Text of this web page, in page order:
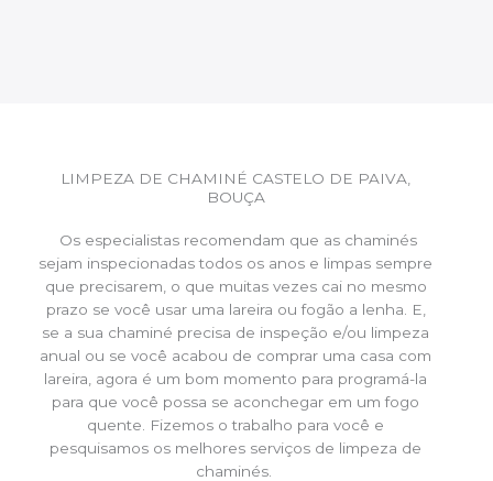
LIMPEZA DE CHAMINÉ CASTELO DE PAIVA,
BOUÇA
Os especialistas recomendam que as chaminés
sejam inspecionadas todos os anos e limpas sempre
que precisarem, o que muitas vezes cai no mesmo
prazo se você usar uma lareira ou fogão a lenha. E,
se a sua chaminé precisa de inspeção e/ou limpeza
anual ou se você acabou de comprar uma casa com
lareira, agora é um bom momento para programá-la
para que você possa se aconchegar em um fogo
quente. Fizemos o trabalho para você e
pesquisamos os melhores serviços de limpeza de
chaminés.